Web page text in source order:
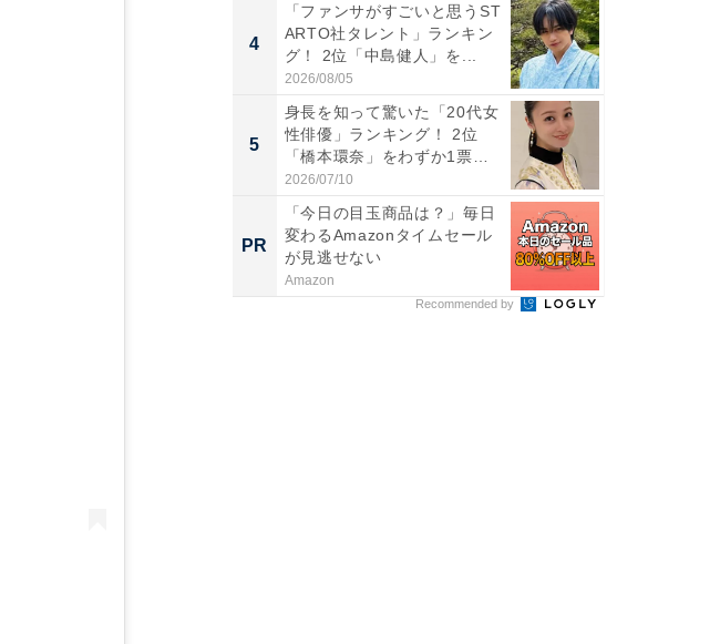
4
「ファンサがすごいと思うST
ARTO社タレント」ランキン
グ！ 2位「中島健人」を...
2026/08/05
5
身長を知って驚いた「20代女
性俳優」ランキング！ 2位
「橋本環奈」をわずか1票
差...
2026/07/10
PR
「今日の目玉商品は？」毎日
変わるAmazonタイムセール
が見逃せない
Amazon
Recommended by